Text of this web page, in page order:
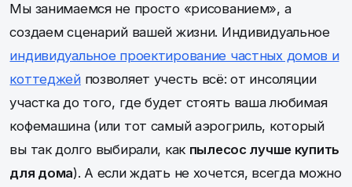
Мы занимаемся не просто «рисованием», а
создаем сценарий вашей жизни. Индивидуальное
индивидуальное проектирование частных домов и
коттеджейпозволяет учесть всё: от инсоляции
участка до того, где будет стоять ваша любимая
кофемашина (или тот самый аэрогриль, который
вы так долго выбирали, как пылесос лучше купить
для дома). А если ждать не хочется, всегда можно